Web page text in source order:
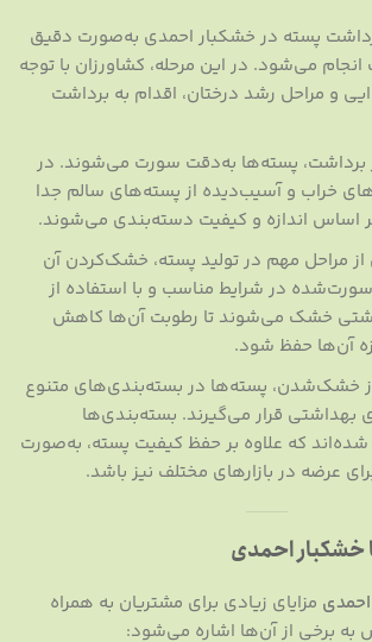
پسته در خشکبار احمدی به‌صورت دقیق
می‌شود. در این مرحله، کشاورزان با توجه
و مراحل رشد درختان، اقدام به برداشت
برداشت، پسته‌ها به‌دقت سورت می‌شوند. در
خراب و آسیب‌دیده از پسته‌های سالم جدا
اساس اندازه و کیفیت دسته‌بندی می‌شوند.
مراحل مهم در تولید پسته، خشک‌کردن آن
در شرایط مناسب و با استفاده از
خشک می‌شوند تا رطوبت آن‌ها کاهش
آن‌ها حفظ شود.
خشک‌شدن، پسته‌ها در بسته‌بندی‌های متنوع
بهداشتی قرار می‌گیرند. بسته‌بندی‌ها
که علاوه بر حفظ کیفیت پسته، به‌صورت
عرضه در بازارهای مختلف نیز باشد.
خشکبار احمدی
مزایای زیادی برای مشتریان به همراه
به برخی از آن‌ها اشاره می‌شود: